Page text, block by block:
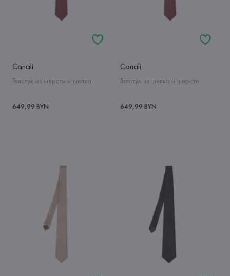
Canali
Галстук из шерсти и шелка
649,99 BYN
Canali
Галстук из шелка и шерсти
649,99 BYN